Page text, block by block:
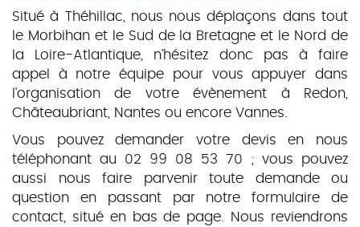
Situé à Théhillac, nous nous déplaçons dans tout
le Morbihan et le Sud de la Bretagne et le Nord de
la Loire-Atlantique, n'hésitez donc pas à faire
appel à notre équipe pour vous appuyer dans
l'organisation de votre évènement à Redon,
Châteaubriant, Nantes ou encore Vannes.
Vous pouvez demander votre devis en nous
téléphonant au 02 99 08 53 70 ; vous pouvez
aussi nous faire parvenir toute demande ou
question en passant par notre formulaire de
contact, situé en bas de page. Nous reviendrons